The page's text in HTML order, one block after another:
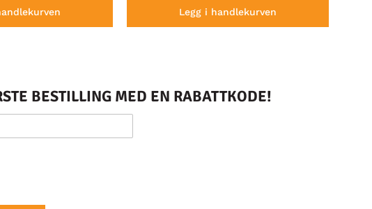
Legg i handlekurven
BESTILLING MED EN RABATTKODE!